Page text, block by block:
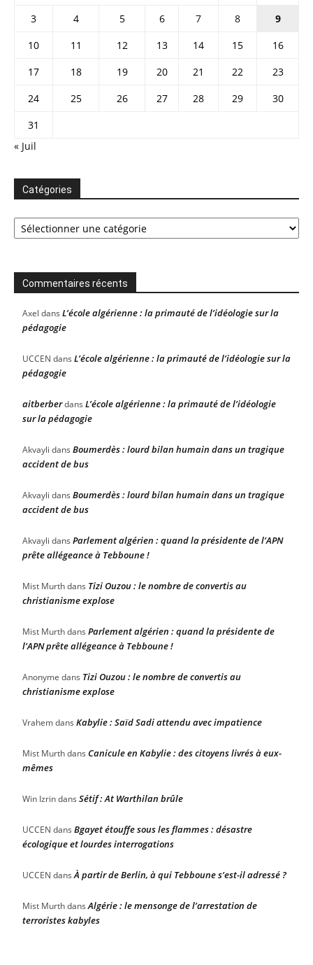
3
4 5 6 7 8
9
10
11 12 13 14 15
16
17
18 19 20 21 22
23
24
25 26 27 28 29
30
31
« Juil
Catégories
Catégories
Commentaires récents
Axel dans L’école algérienne : la primauté de l’idéologie sur la
pédagogie
UCCEN dans L’école algérienne : la primauté de l’idéologie sur la
pédagogie
aitberberdans L’école algérienne : la primauté de l’idéologie
sur la pédagogie
Akvayli dans Boumerdès : lourd bilan humain dans un tragique
accident de bus
Akvayli dans Boumerdès : lourd bilan humain dans un tragique
accident de bus
Akvayli dans Parlement algérien : quand la présidente de l’APN
prête allégeance à Tebboune !
Mist Murthdans Tizi Ouzou : le nombre de convertis au
christianisme explose
Mist Murthdans Parlement algérien : quand la présidente de
l’APN prête allégeance à Tebboune !
Anonyme dans Tizi Ouzou : le nombre de convertis au
christianisme explose
Vrahemdans Kabylie : Saïd Sadi attendu avec impatience
Mist Murthdans Canicule en Kabylie : des citoyens livrés à eux-
mêmes
Win Izrindans Sétif : At Warthilan brûle
UCCEN dans Bgayet étouffe sous les flammes : désastre
écologique et lourdes interrogations
UCCEN dansÀ partir de Berlin, à qui Tebboune s’est-il adressé ?
Mist MurthdansAlgérie : le mensonge de l’arrestation de
terroristes kabyles